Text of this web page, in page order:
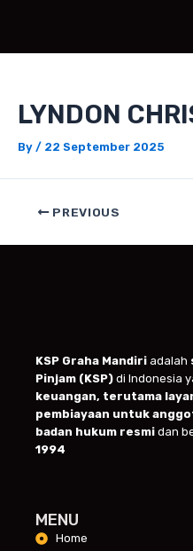
LYNDON
By / 22 September 2025
PREVIOUS
KSP Graha Mandiri adalah
Pinjam (KSP) di Indonesia
keuangan, terutama
pembiayaan untuk
badan hukum resmi dan
1994
MENU
Home